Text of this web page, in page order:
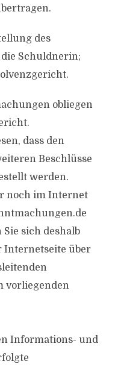
des
Schuldnerin;
obliegen
dass den
Beschlüsse
werden.
noch im Internet
sich deshalb
Internetseite über
vorliegenden
Informations- und